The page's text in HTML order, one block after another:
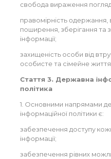
свобода вираження
правомірність одержання,
поширення, зберігання та
інформації;
захищеність особи від
особисте та сімейне життя.
Стаття 3. Державна
політика
1. Основними напрямами
інформаційної політики є:
забезпечення доступу
інформації;
забезпечення рівних